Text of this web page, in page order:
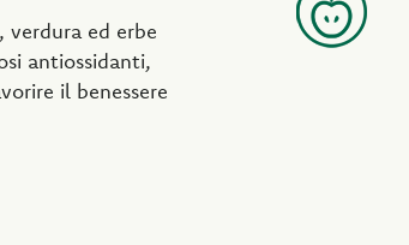
verdura ed erbe
antiossidanti,
il benessere